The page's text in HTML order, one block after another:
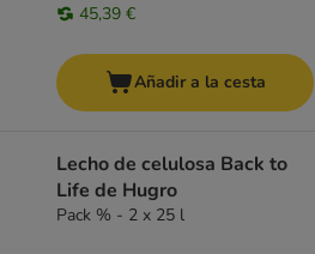
45,39 €
Añadir a la cesta
Lecho de celulosa Back to
Life de Hugro
Pack % - 2 x 25 l